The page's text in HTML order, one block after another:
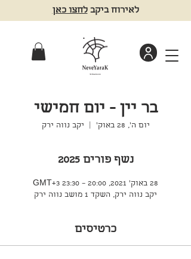
לאירוח ביקבלחצו כאן
בר יין - יום חמישי
יום ה׳, 28 באוק׳ יקב נווה ירק
נשף פורים 2025
28 באוק׳ 2021, 20:00 – 23:30 GMT‎+3‎
יקב נווה ירק, השקד 1 מושב נווה ירק
כרטיסים